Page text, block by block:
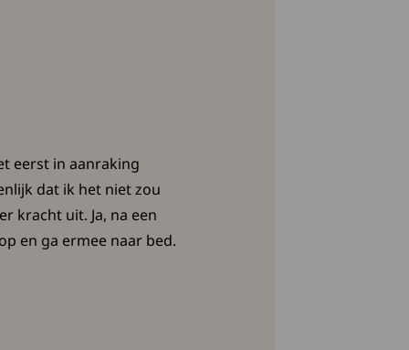
eerst in aanraking
dat ik het niet zou
kracht uit. Ja, na een
en ga ermee naar bed.